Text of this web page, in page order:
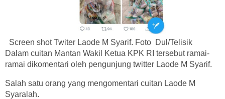
Screen shot Twiter Laode M Syarif. Foto Dul/Telisik
Dalam cuitan Mantan Wakil Ketua KPK RI tersebut ramai-
ramai dikomentari oleh pengunjung twitter Laode M Syarif.
Salah satu orang yang mengomentari cuitan Laode M
Syaralah.